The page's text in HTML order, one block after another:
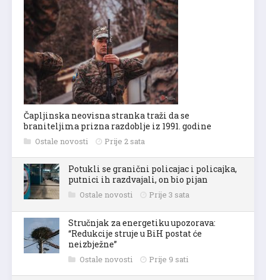
Čapljinska neovisna stranka traži da se
braniteljima prizna razdoblje iz 1991. godine
Ostale novosti Prije 2 sata
Potukli se granični policajac i policajka,
putnici ih razdvajali, on bio pijan
Ostale novosti Prije 3 sata
Stručnjak za energetiku upozorava:
“Redukcije struje u BiH postat će
neizbježne”
Ostale novosti Prije 9 sati